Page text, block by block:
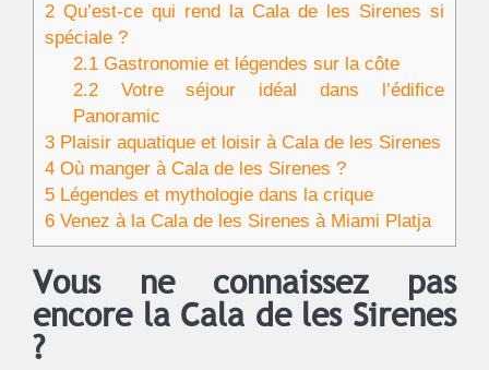
2 Qu’est-ce qui rend la Cala de les Sirenes si
spéciale ?
2.1Gastronomie et légendes sur la côte
2.2Votre séjour idéal dans l’édifice
Panoramic
3 Plaisir aquatique et loisir à Cala de les Sirenes
4 Où manger à Cala de les Sirenes ?
5 Légendes et mythologie dans la crique
6 Venez à la Cala de les Sirenes à Miami Platja
Vous ne connaissez pas
encore la Cala de les Sirenes
?